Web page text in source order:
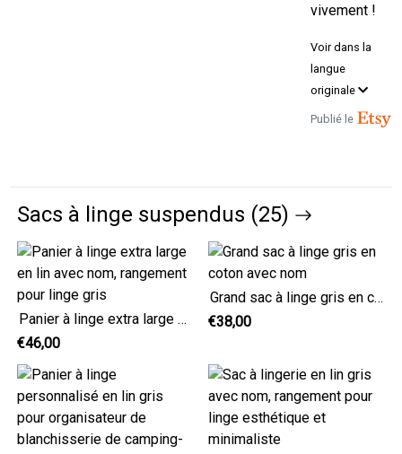
vivement !
Voir dans la
langue
originale
Publié le
Sacs à linge suspendus (25)
Panier à linge extra large en lin avec nom, rangement pour linge gris
€46,00
Grand sac à linge gris en coton avec nom
€38,00